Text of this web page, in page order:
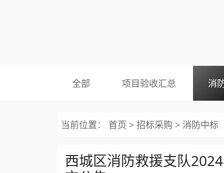
全部 项目验收汇总 消
当前位置： 首页 > 招标采购 > 消防中标
西城区消防救援支队